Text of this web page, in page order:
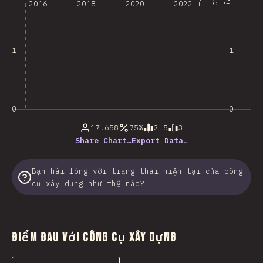
0
1
2016 2018 2020 2022
0
1
17,658 75% 2.5
3
Share Chart…Export Data…
Bạn hài lòng với trạng thái hiện tại của công
cụ xây dựng như thế nào?
Điểm đau với Công cụ Xây dựng